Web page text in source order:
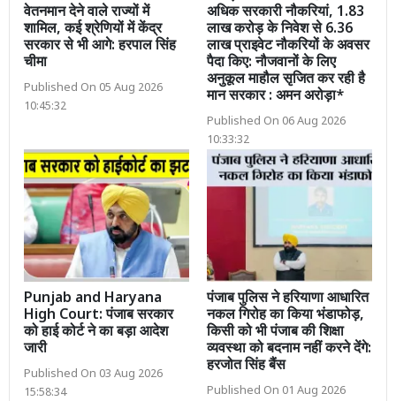
वेतनमान देने वाले राज्यों में
शामिल, कई श्रेणियों में केंद्र
सरकार से भी आगे: हरपाल सिंह
चीमा
Published On 05 Aug 2026
10:45:32
अधिक सरकारी नौकरियां, 1.83
लाख करोड़ के निवेश से 6.36
लाख प्राइवेट नौकरियों के अवसर
पैदा किए: नौजवानों के लिए
अनुकूल माहौल सृजित कर रही है
मान सरकार : अमन अरोड़ा*
Published On 06 Aug 2026
10:33:32
Punjab and Haryana
High Court: पंजाब सरकार
को हाई कोर्ट ने का बड़ा आदेश
जारी
Published On 03 Aug 2026
15:58:34
पंजाब पुलिस ने हरियाणा आधारित
नकल गिरोह का किया भंडाफोड़,
किसी को भी पंजाब की शिक्षा
व्यवस्था को बदनाम नहीं करने देंगे:
हरजोत सिंह बैंस
Published On 01 Aug 2026